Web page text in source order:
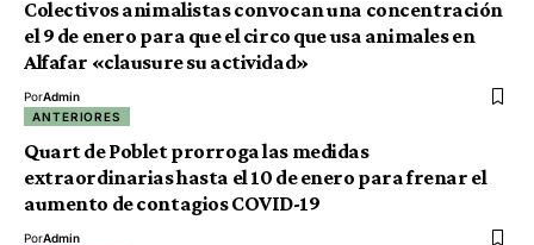
Colectivos animalistas convocan una concentración
el 9 de enero para que el circo que usa animales en
Alfafar «clausure su actividad»
PorAdmin
ANTERIORES
Quart de Poblet prorroga las medidas
extraordinarias hasta el 10 de enero para frenar el
aumento de contagios COVID-19
PorAdmin